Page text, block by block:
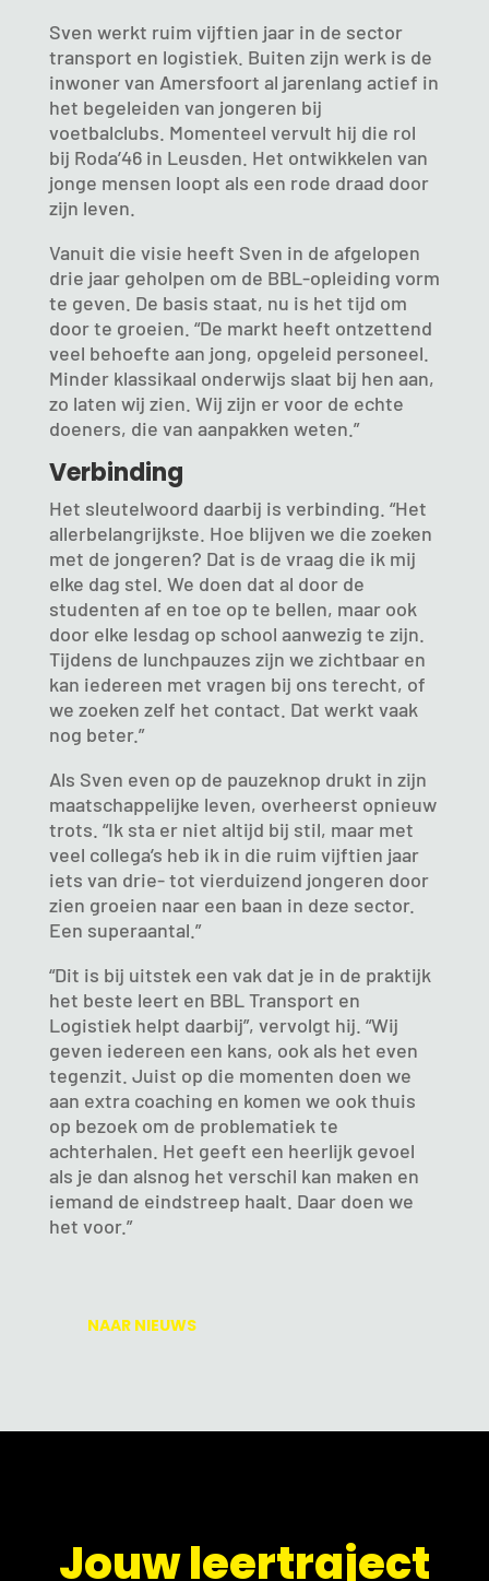
Sven werkt ruim vijftien jaar in de sector
transport en logistiek. Buiten zijn werk is de
inwoner van Amersfoort al jarenlang actief in
het begeleiden van jongeren bij
voetbalclubs. Momenteel vervult hij die rol
bij Roda’46 in Leusden. Het ontwikkelen van
jonge mensen loopt als een rode draad door
zijn leven.
Vanuit die visie heeft Sven in de afgelopen
drie jaar geholpen om de BBL-opleiding vorm
te geven. De basis staat, nu is het tijd om
door te groeien. “De markt heeft ontzettend
veel behoefte aan jong, opgeleid personeel.
Minder klassikaal onderwijs slaat bij hen aan,
zo laten wij zien. Wij zijn er voor de echte
doeners, die van aanpakken weten.”
Verbinding
Het sleutelwoord daarbij is verbinding. “Het
allerbelangrijkste. Hoe blijven we die zoeken
met de jongeren? Dat is de vraag die ik mij
elke dag stel. We doen dat al door de
studenten af en toe op te bellen, maar ook
door elke lesdag op school aanwezig te zijn.
Tijdens de lunchpauzes zijn we zichtbaar en
kan iedereen met vragen bij ons terecht, of
we zoeken zelf het contact. Dat werkt vaak
nog beter.”
Als Sven even op de pauzeknop drukt in zijn
maatschappelijke leven, overheerst opnieuw
trots. “Ik sta er niet altijd bij stil, maar met
veel collega’s heb ik in die ruim vijftien jaar
iets van drie- tot vierduizend jongeren door
zien groeien naar een baan in deze sector.
Een superaantal.”
“Dit is bij uitstek een vak dat je in de praktijk
het beste leert en BBL Transport en
Logistiek helpt daarbij”, vervolgt hij. “Wij
geven iedereen een kans, ook als het even
tegenzit. Juist op die momenten doen we
aan extra coaching en komen we ook thuis
op bezoek om de problematiek te
achterhalen. Het geeft een heerlijk gevoel
als je dan alsnog het verschil kan maken en
iemand de eindstreep haalt. Daar doen we
het voor.”
NAAR NIEUWS
​Jouw leertraject